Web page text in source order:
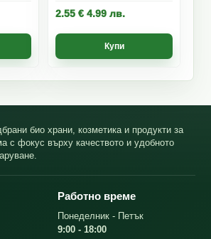
2.55 € 4.99 лв.
Купи
био храни, козметика и продукти за
с фокус върху качеството и удобното
Работно време
Понеделник - Петък
9:00 - 18:00